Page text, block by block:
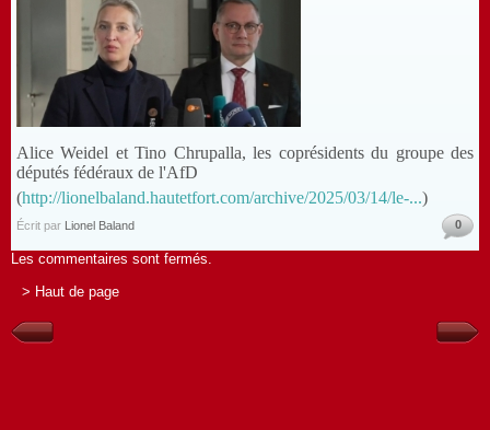
Alice Weidel et Tino Chrupalla, les coprésidents du groupe des
députés fédéraux de l'AfD
(http://lionelbaland.hautetfort.com/archive/2025/03/14/le-...)
Écrit par Lionel Baland 0
Les commentaires sont fermés.
> Haut de page